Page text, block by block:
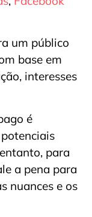
um público
base em
interesses
é
para
a pena para
nuances e os